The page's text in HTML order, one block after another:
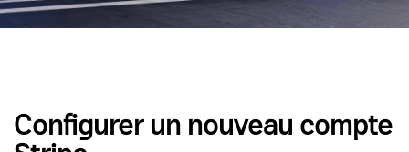
Configurer un nouveau compte